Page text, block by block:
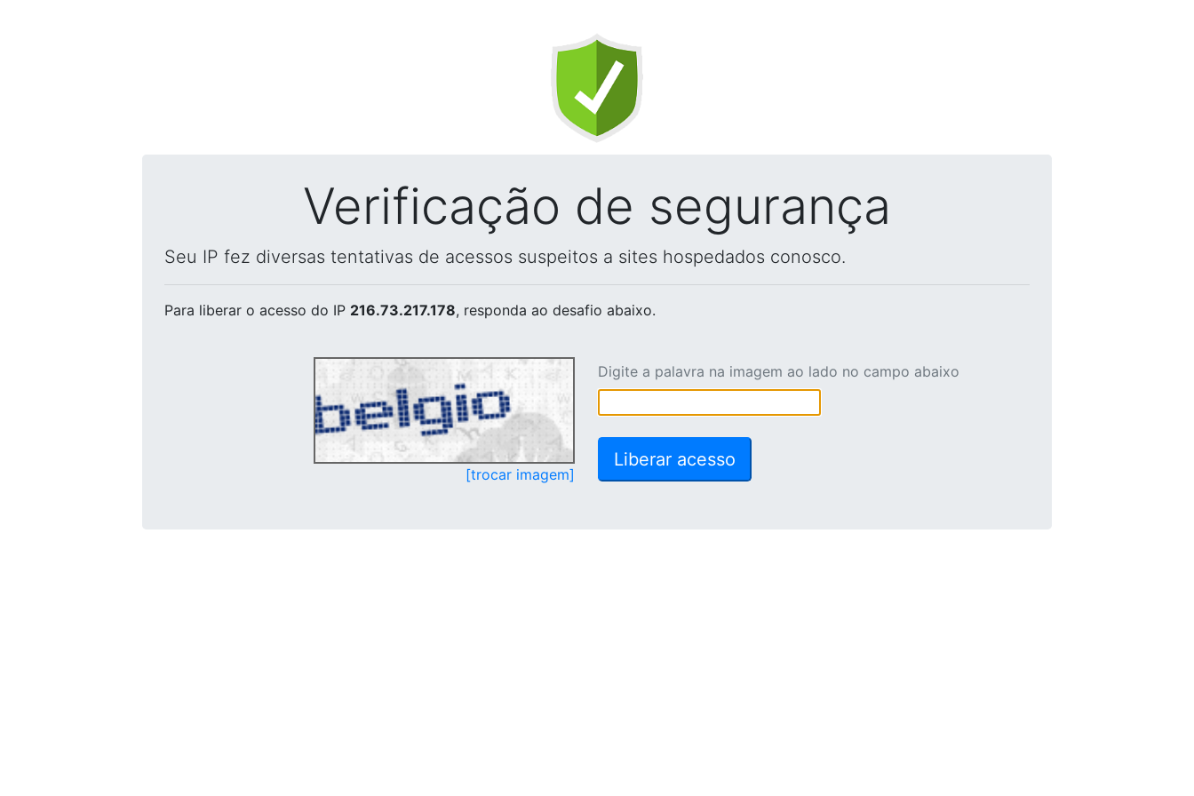
Verificação de segurança
Seu IP fez diversas tentativas de acessos suspeitos a sites hospedados conosco.
Para liberar o acesso do IP 216.73.217.178, responda ao desafio abaixo.
[trocar imagem]
Digite a palavra na imagem ao lado no campo abaixo